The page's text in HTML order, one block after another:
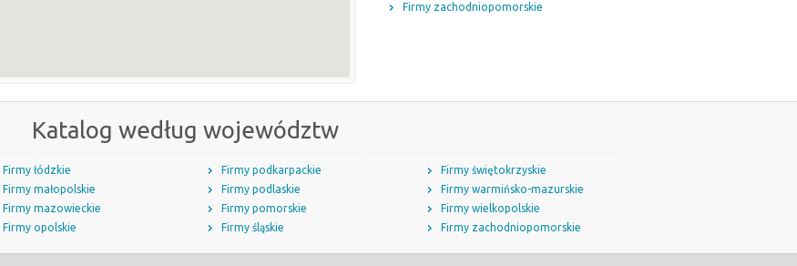
Firmy zachodniopomorskie
Katalog według województw
Firmy łódzkie
Firmy małopolskie
Firmy mazowieckie
Firmy opolskie
Firmy podkarpackie
Firmy podlaskie
Firmy pomorskie
Firmy śląskie
Firmy świętokrzyskie
Firmy warmińsko-mazurskie
Firmy wielkopolskie
Firmy zachodniopomorskie